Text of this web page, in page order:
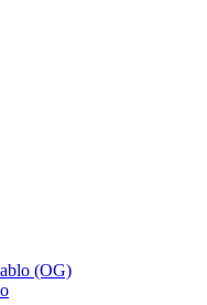
(OG)